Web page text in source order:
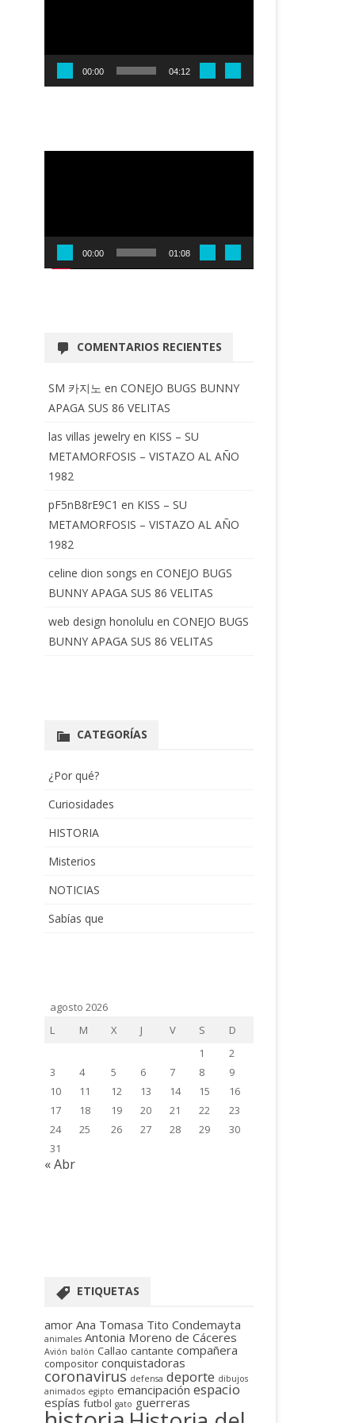
00:00 04:12
Reproductor
00:00 01:08
COMENTARIOS RECIENTES
SM 카지노 en CONEJO BUGS BUNNY
APAGA SUS 86 VELITAS
las villas jewelryen KISS – SU
METAMORFOSIS – VISTAZO AL AÑO
1982
pF5nB8rE9C1 en KISS – SU
METAMORFOSIS – VISTAZO AL AÑO
1982
celine dion songs en CONEJO BUGS
BUNNY APAGA SUS 86 VELITAS
web design honolulu en CONEJO BUGS
BUNNY APAGA SUS 86 VELITAS
CATEGORÍAS
¿Por qué?
Curiosidades
HISTORIA
Misterios
NOTICIAS
Sabías que
agosto 2026
L
M X J V S
D
1
2
3
4 5 6 7 8
9
10
11 12 13 14 15
16
17
18 19 20 21 22
23
24
25 26 27 28 29
30
31
« Abr
ETIQUETAS
amor Ana Tomasa Tito Condemayta
animales Antonia Moreno de Cáceres
Avión balón Callao cantante compañera
compositor conquistadoras
coronavirus defensa deporte dibujos
animados egipto emancipación espacio
espías futbol gato guerreras